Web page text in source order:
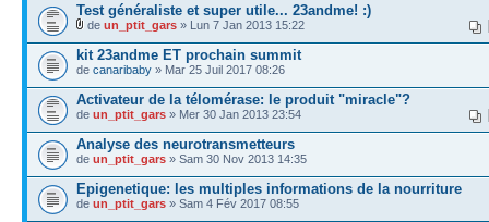
Test généraliste et super utile... 23andme! :)
de un_ptit_gars » Lun 7 Jan 2013 15:22
kit 23andme ET prochain summit
de canaribaby » Mar 25 Juil 2017 08:26
Activateur de la télomérase: le produit "miracle"?
de un_ptit_gars » Mer 30 Jan 2013 23:54
Analyse des neurotransmetteurs
de un_ptit_gars » Sam 30 Nov 2013 14:35
Epigenetique: les multiples informations de la nourriture
de un_ptit_gars » Sam 4 Fév 2017 08:55